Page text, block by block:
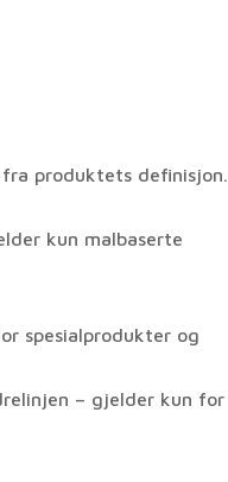
produktets definisjon.
kun malbaserte
spesialprodukter og
– gjelder kun for